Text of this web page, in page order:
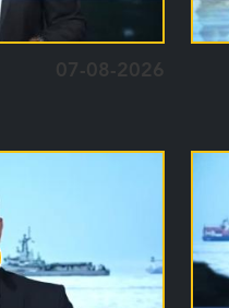
07-08-2026